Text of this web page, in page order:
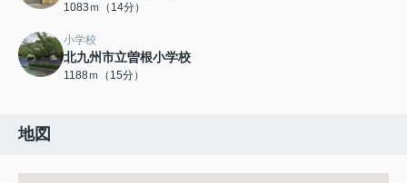
1083ｍ（14分）
小学校
北九州市立曽根小学校
1188ｍ（15分）
地図